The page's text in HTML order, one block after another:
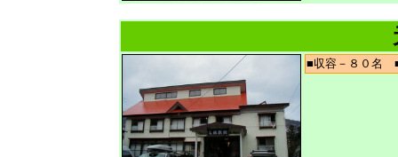
■収容－８０名